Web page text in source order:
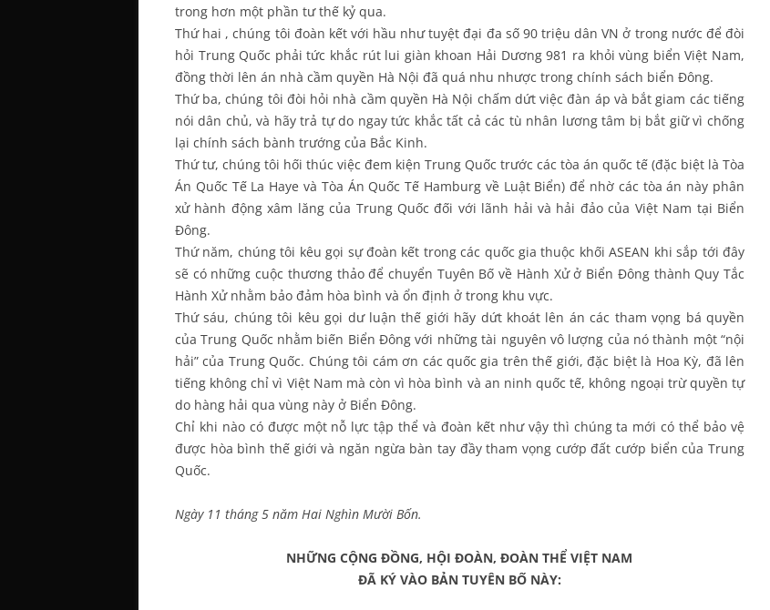
trong hơn một phần tư thế kỷ qua.
Thứ hai , chúng tôi đoàn kết với hầu như tuyệt đại đa số 90 triệu dân VN ở trong nước để đòi
hỏi Trung Quốc phải tức khắc rút lui giàn khoan Hải Dương 981 ra khỏi vùng biển Việt Nam,
đồng thời lên án nhà cầm quyền Hà Nội đã quá nhu nhược trong chính sách biển Đông.
Thứ ba, chúng tôi đòi hỏi nhà cầm quyền Hà Nội chấm dứt việc đàn áp và bắt giam các tiếng
nói dân chủ, và hãy trả tự do ngay tức khắc tất cả các tù nhân lương tâm bị bắt giữ vì chống
lại chính sách bành trướng của Bắc Kinh.
Thứ tư, chúng tôi hối thúc việc đem kiện Trung Quốc trước các tòa án quốc tế (đặc biệt là Tòa
Án Quốc Tế La Haye và Tòa Án Quốc Tế Hamburg về Luật Biển) để nhờ các tòa án này phân
xử hành động xâm lăng của Trung Quốc đối với lãnh hải và hải đảo của Việt Nam tại Biển
Đông.
Thứ năm, chúng tôi kêu gọi sự đoàn kết trong các quốc gia thuộc khối ASEAN khi sắp tới đây
sẽ có những cuộc thương thảo để chuyển Tuyên Bố về Hành Xử ở Biển Đông thành Quy Tắc
Hành Xử nhằm bảo đảm hòa bình và ổn định ở trong khu vực.
Thứ sáu, chúng tôi kêu gọi dư luận thế giới hãy dứt khoát lên án các tham vọng bá quyền
của Trung Quốc nhằm biến Biển Đông với những tài nguyên vô lượng của nó thành một “nội
hải” của Trung Quốc. Chúng tôi cám ơn các quốc gia trên thế giới, đặc biệt là Hoa Kỳ, đã lên
tiếng không chỉ vì Việt Nam mà còn vì hòa bình và an ninh quốc tế, không ngoại trừ quyền tự
do hàng hải qua vùng này ở Biển Đông.
Chỉ khi nào có được một nỗ lực tập thể và đoàn kết như vậy thì chúng ta mới có thể bảo vệ
được hòa bình thế giới và ngăn ngừa bàn tay đầy tham vọng cướp đất cướp biển của Trung
Quốc.
Ngày 11 tháng 5 năm Hai Nghìn Mười Bốn.
NHỮNG CỘNG ĐỒNG, HỘI ĐOÀN, ĐOÀN THỂ VIỆT NAM
ĐÃ KÝ VÀO BẢN TUYÊN BỐ NÀY: